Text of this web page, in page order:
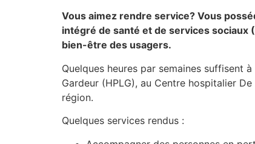
Vous aimez rendre service? Vous
intégré de santé et de services sociaux
bien-être des usagers.
Quelques heures par semaines suffisent
Gardeur (HPLG), au Centre hospitalier
région.
Quelques services rendus :